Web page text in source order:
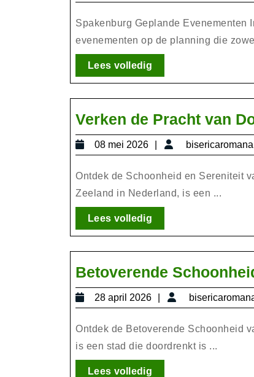
juli
2026
Spakenburg Geplande Evenementen
evenementen op de planning die
Lees volledigLees
volledig
Verken de Pracht van
08 mei 2026
08
mei
2026
bisericaromana
Ontdek de Schoonheid en Sereniteit
Zeeland in Nederland, is een ...
Lees volledigLees
volledig
Betoverende
28 april 2026
28
april
2026
Ontdek de Betoverende Schoonheid
is een stad die doordrenkt is ...
Lees volledigLees